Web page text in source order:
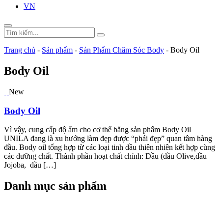
VN
Trang chủ - Sản phẩm - Sản Phẩm Chăm Sóc Body - Body Oil
Body Oil
New
Body Oil
Vì vậy, cung cấp độ ẩm cho cơ thể bằng sản phẩm Body Oil
UNILA đang là xu hướng làm đẹp được “phái đẹp” quan tâm hàng
đầu. Body oil tổng hợp từ các loại tinh dầu thiên nhiên kết hợp cùng
các dưỡng chất. Thành phần hoạt chất chính: Dầu (dầu Olive,dầu
Jojoba, dầu […]
Danh mục sản phẩm